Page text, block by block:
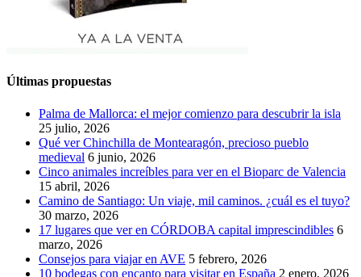
Últimas propuestas
Palma de Mallorca: el mejor comienzo para descubrir la isla
25 julio, 2026
Qué ver Chinchilla de Montearagón, precioso pueblo
medieval 6 junio, 2026
Cinco animales increíbles para ver en el Bioparc de Valencia
15 abril, 2026
Camino de Santiago: Un viaje, mil caminos. ¿cuál es el tuyo?
30 marzo, 2026
17 lugares que ver en CÓRDOBA capital imprescindibles 6
marzo, 2026
Consejos para viajar en AVE 5 febrero, 2026
10 bodegas con encanto para visitar en España 2 enero, 2026